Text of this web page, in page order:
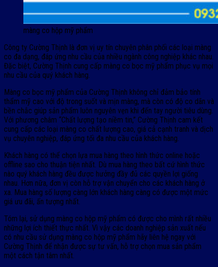
màng co hộp mỹ phẩm
Công ty Cường Thịnh là đơn vị uy tín chuyên phân phối các loại màng
co đa dạng, đáp ứng nhu cầu của nhiều ngành công nghiệp khác nhau.
Đặc biệt, Cường Thịnh cung cấp màng co bọc mỹ phẩm phục vụ mọi
nhu cầu của quý khách hàng.
Màng co bọc mỹ phẩm của Cường Thịnh không chỉ đảm bảo tính
thẩm mỹ cao với độ trong suốt và mịn màng, mà còn có độ co dãn và
bền chắc giúp sản phẩm luôn nguyên vẹn khi đến tay người tiêu dùng.
Với phương châm “Chất lượng tạo niềm tin,” Cường Thịnh cam kết
cung cấp các loại màng co chất lượng cao, giá cả cạnh tranh và dịch
vụ chuyên nghiệp, đáp ứng tối đa nhu cầu của khách hàng.
Khách hàng có thể chọn lựa mua hàng theo hình thức online hoặc
offline sao cho thuận tiện nhất. Dù mua hàng theo bất cứ hình thức
nào quý khách hàng đều được hưởng đầy đủ các quyền lợi giống
nhau. Hơn nữa, đơn vị còn hỗ trợ vận chuyển cho các khách hàng ở
xa. Mua hàng số lượng càng lớn khách hàng càng có được một mức
giá ưu đãi, ấn tượng nhất.
Tóm lại, sử dụng màng co hộp mỹ phẩm có được cho mình rất nhiều
những lợi ích thiết thực nhất. Vì vậy các doanh nghiệp sản xuất nếu
có nhu cầu sử dụng màng co hộp mỹ phẩm hãy liên hệ ngay với
Cường Thịnh để nhận được sự tư vấn, hỗ trợ chọn mua sản phẩm
một cách tận tâm nhất.